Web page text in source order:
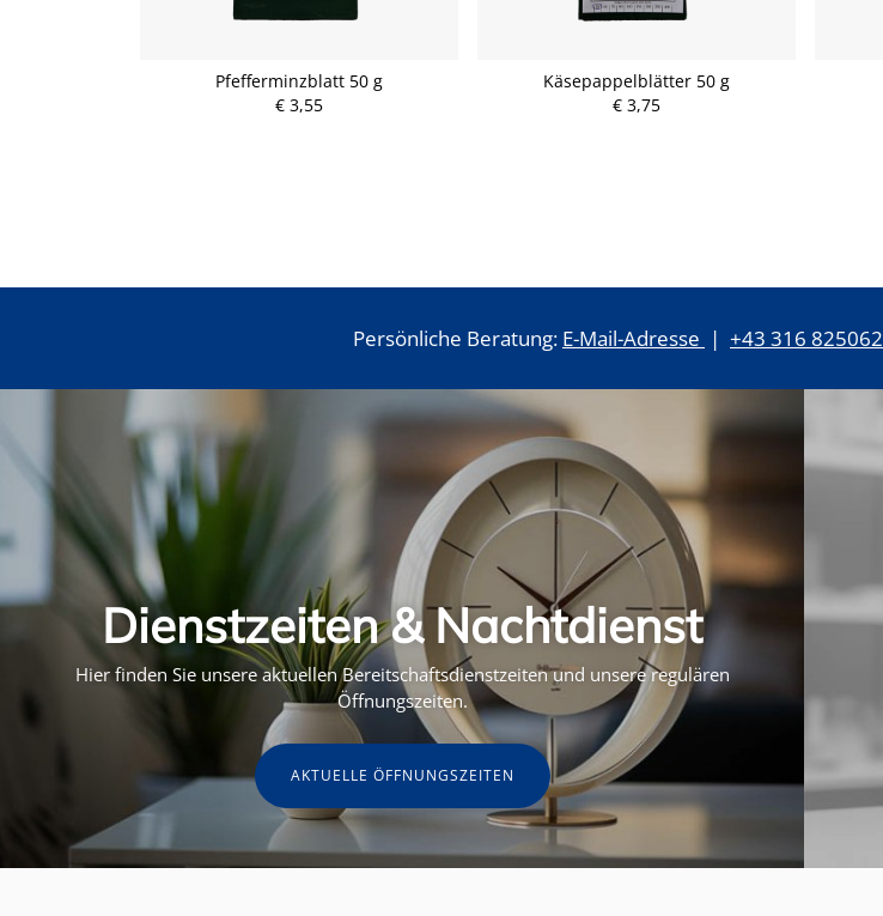
Pfefferminzblatt 50 g
€ 3,55
Käsepappelblätter 50 g
€ 3,75
Persönliche Beratung: E-Mail-Adresse | +43 316 825062
Dienstzeiten & Nachtdienst
Hier finden Sie unsere aktuellen Bereitschaftsdienstzeiten und unsere regulären
Öffnungszeiten.
AKTUELLE ÖFFNUNGSZEITEN